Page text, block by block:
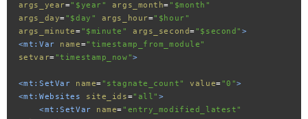
args_year="$year" args_month= "$month"
args_day= "$day" args_hour="$hour"
args_minute= "$minute" args_second= "$second" >
<mt:Var
name="timestamp_from_module"
setvar= "timestamp_now">
<mt:SetVar name= "stagnate_count" value= "0">
<mt:Websites
site_ids="all" >
<mt:SetVar
name= "entry_modified_latest"